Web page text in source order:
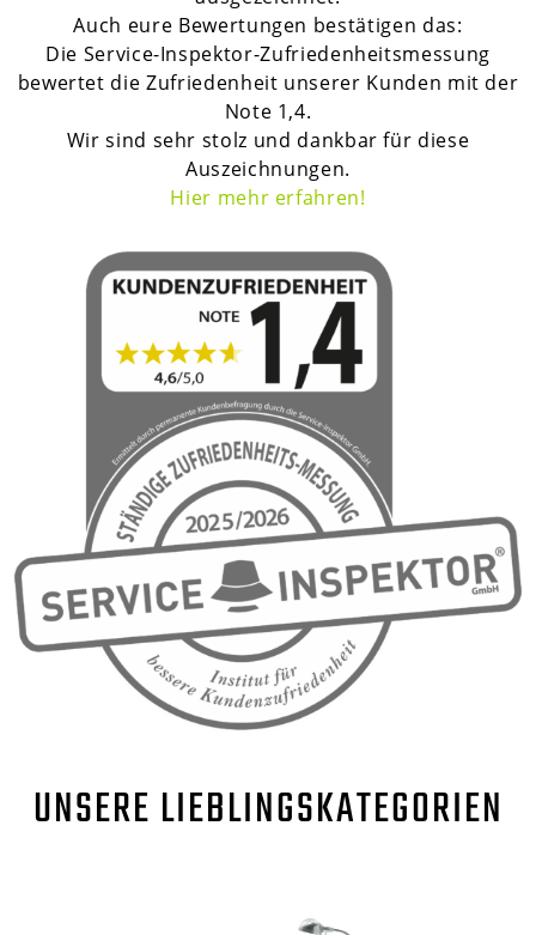
Auch eure Bewertungen bestätigen das:
Die Service-Inspektor-Zufriedenheitsmessung
bewertet die Zufriedenheit unserer Kunden mit der
Note 1,4.
Wir sind sehr stolz und dankbar für diese
Auszeichnungen.
Hier mehr erfahren!
UNSERE LIEBLINGSKATEGORIEN